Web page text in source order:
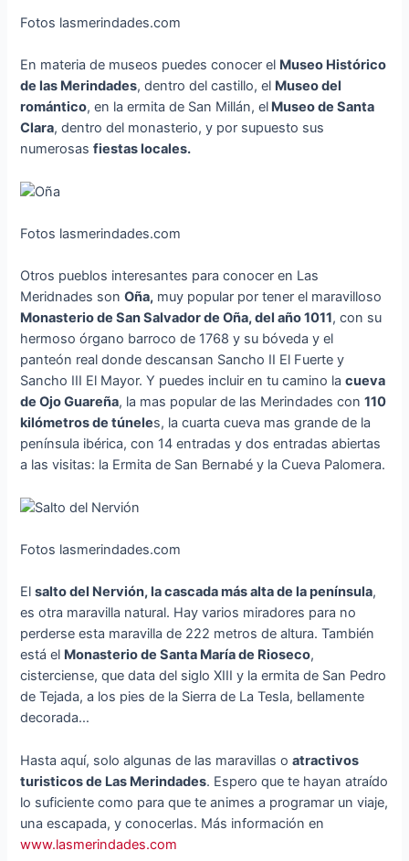
Fotos lasmerindades.com
En materia de museos puedes conocer el Museo Histórico
de las Merindades, dentro del castillo, el Museo del
romántico, en la ermita de San Millán, el Museo de Santa
Clara, dentro del monasterio, y por supuesto sus
numerosasfiestas locales.
Fotos lasmerindades.com
Otros pueblos interesantes para conocer en Las
Meridnades sonOña, muy popular por tener el maravilloso
Monasterio de San Salvador de Oña, del año 1011, con su
hermoso órgano barroco de 1768 y su bóveda y el
panteón real donde descansan Sancho II El Fuerte y
Sancho III El Mayor. Y puedes incluir en tu camino lacueva
de Ojo Guareña, la mas popular de las Merindades con110
kilómetros de túneles, la cuarta cueva mas grande de la
península ibérica, con 14 entradas y dos entradas abiertas
a las visitas: la Ermita de San Bernabé y la Cueva Palomera.
Fotos lasmerindades.com
Elsalto del Nervión, la cascada más alta de la península,
es otra maravilla natural. Hay varios miradores para no
perderse esta maravilla de 222 metros de altura. También
está el Monasterio de Santa María de Rioseco,
cisterciense, que data del siglo XIII y la ermita de San Pedro
de Tejada, a los pies de la Sierra de La Tesla, bellamente
decorada…
Hasta aquí, solo algunas de las maravillas oatractivos
turisticos de Las Merindades. Espero que te hayan atraído
lo suficiente como para que te animes a programar un viaje,
una escapada, y conocerlas. Más información en
www.lasmerindades.com